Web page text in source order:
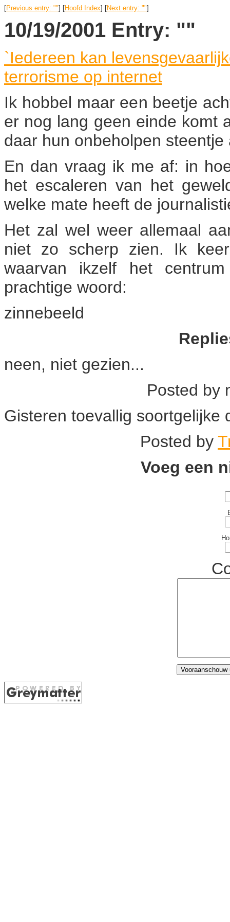
[Previous entry: ""] [Hoofd Index] [Next entry: ""]
10/19/2001 Entry: ""
`Iedereen kan
terrorisme op internet
Ik hobbel maar een beetje
er nog lang geen einde komt
daar hun onbeholpen steentje
En dan vraag ik me af: in
het escaleren van het
welke mate heeft de
Het zal wel weer allemaal
niet zo scherp zien. Ik
waarvan ikzelf het
prachtige woord:
zinnebeeld
neen, niet gezien...
Posted by
Gisteren toevallig soortgelijke
Posted by
Voeg een